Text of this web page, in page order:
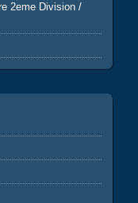
2eme Division /